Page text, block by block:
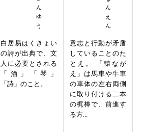
白居易はくきょい
の詩が出典で、文
人に必要とされる
「酒」「琴」
「詩」のこと。
意志と行動が矛盾
していることのた
とえ。 「轅なが
え」は馬車や牛車
の車体の左右両側
に取り付ける二本
の梶棒で、前進す
る方...